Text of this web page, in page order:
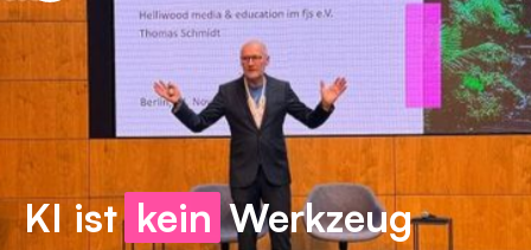
KI ist kein Werkzeug